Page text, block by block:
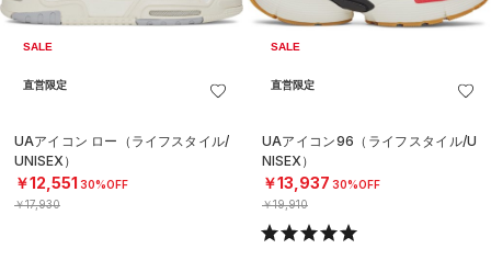
SALE
直営限定
UAアイコン ロー（ライフスタイル/
UNISEX）
￥12,551 30%OFF
￥17,930
SALE
直営限定
UAアイコン96（ライフスタイル/U
NISEX）
￥13,937 30%OFF
￥19,910